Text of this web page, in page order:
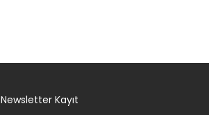
Newsletter Kayıt